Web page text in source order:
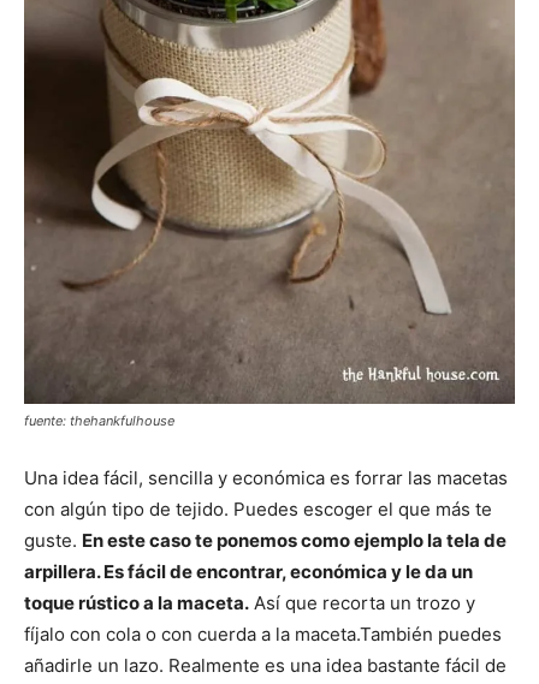
fuente: thehankfulhouse
Una idea fácil, sencilla y económica es forrar las macetas
con algún tipo de tejido. Puedes escoger el que más te
guste. En este caso te ponemos como ejemplo la tela de
arpillera. Es fácil de encontrar, económica y le da un
toque rústico a la maceta. Así que recorta un trozo y
fíjalo con cola o con cuerda a la maceta.También puedes
añadirle un lazo. Realmente es una idea bastante fácil de